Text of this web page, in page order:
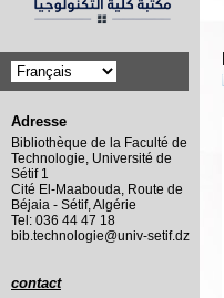
Adresse
Bibliothèque de la Faculté de
Technologie, Université de
Sétif 1
Cité El-Maabouda, Route de
Béjaia - Sétif, Algérie
Tel: 036 44 47 18
bib.technologie@univ-setif.dz
contact